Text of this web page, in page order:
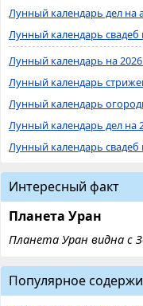
Лунный календарь дел на
Лунный календарь свадеб
Лунный календарь на
Лунный календарь
Лунный календарь
Лунный календарь дел на
Лунный календарь свадеб
Интересный факт
Планета Уран
Планета Уран видна с
Популярное